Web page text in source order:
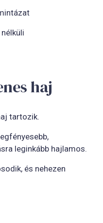
haj
tartozik.
leginkább hajlamos.
és nehezen